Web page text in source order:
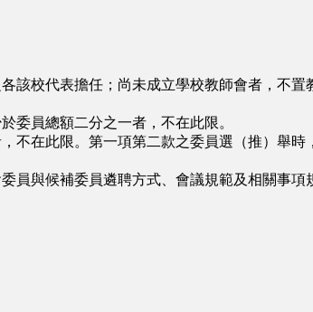
校代表擔任；尚未成立學校教師會者，不置
員總額二分之一者，不在此限。
在此限。第一項第二款之委員選（推）舉時
員與候補委員遴聘方式、會議規範及相關事項